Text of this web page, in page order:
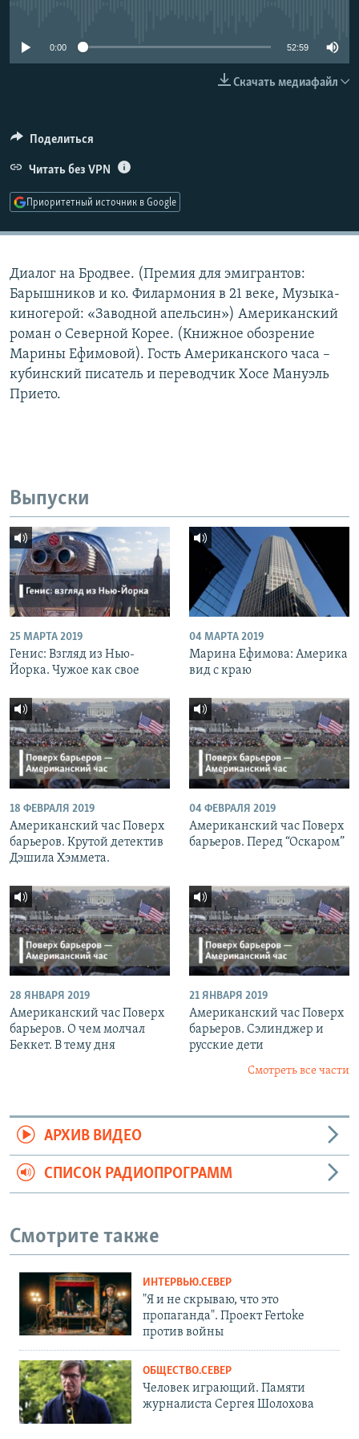
ПОДПИШИТЕСЬ НА РАССЫЛКУ
Все сайты РСЕ/РС
0:00 52:59
Скачать медиафайл
Поделиться
Читать без VPN
Приоритетный источник в Google
Диалог на Бродвее. (Премия для эмигрантов:
Барышников и ко. Филармония в 21 веке, Музыка-
киногерой: «Заводной апельсин») Американский
роман о Северной Корее. (Книжное обозрение
Марины Ефимовой). Гость Американского часа –
кубинский писатель и переводчик Хосе Мануэль
Прието.
Выпуски
25 МАРТА 2019
Генис: Взгляд из Нью-
Йорка. Чужое как свое
04 МАРТА 2019
Марина Ефимова: Америка
вид с краю
18 ФЕВРАЛЯ 2019
Американский час Поверх
барьеров. Крутой детектив
Дэшила Хэммета.
04 ФЕВРАЛЯ 2019
Американский час Поверх
барьеров. Перед “Оскаром”
28 ЯНВАРЯ 2019
Американский час Поверх
барьеров. О чем молчал
Беккет. В тему дня
21 ЯНВАРЯ 2019
Американский час Поверх
барьеров. Сэлинджер и
русские дети
Смотреть все части
АРХИВ ВИДЕО
СПИСОК РАДИОПРОГРАММ
Смотрите также
ИНТЕРВЬЮ.СЕВЕР
"Я и не скрываю, что это
пропаганда". Проект Fertoke
против войны
ОБЩЕСТВО.СЕВЕР
Человек играющий. Памяти
журналиста Сергея Шолохова